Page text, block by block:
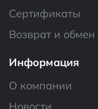
Сертификаты
Возврат и обмен
Информация
О компании